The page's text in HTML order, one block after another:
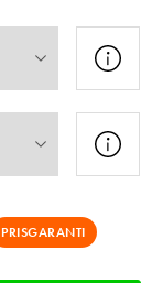
PRISGARANTI